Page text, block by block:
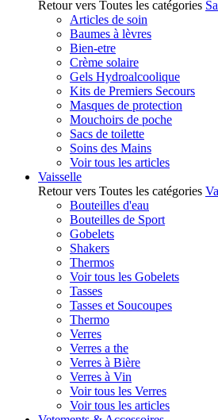
Retour vers Toutes les catégories
Articles de soin
Baumes à lèvres
Bien-etre
Crème solaire
Gels Hydroalcoolique
Kits de Premiers Secours
Masques de protection
Mouchoirs de poche
Sacs de toilette
Soins des Mains
Voir tous les articles
Vaisselle
Retour vers Toutes les catégories
Bouteilles d'eau
Bouteilles de Sport
Gobelets
Shakers
Thermos
Voir tous les Gobelets
Tasses
Tasses et Soucoupes
Thermo
Verres
Verres a the
Verres à Bière
Verres à Vin
Voir tous les Verres
Voir tous les articles